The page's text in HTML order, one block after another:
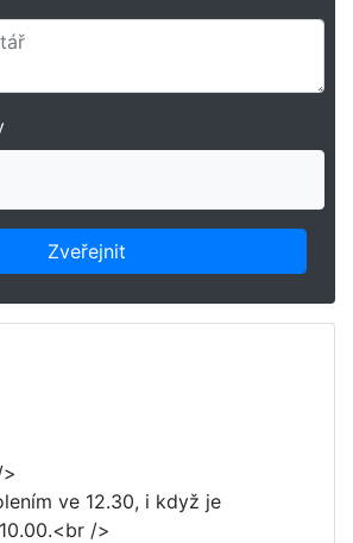
ve 12.30, i když je
/>